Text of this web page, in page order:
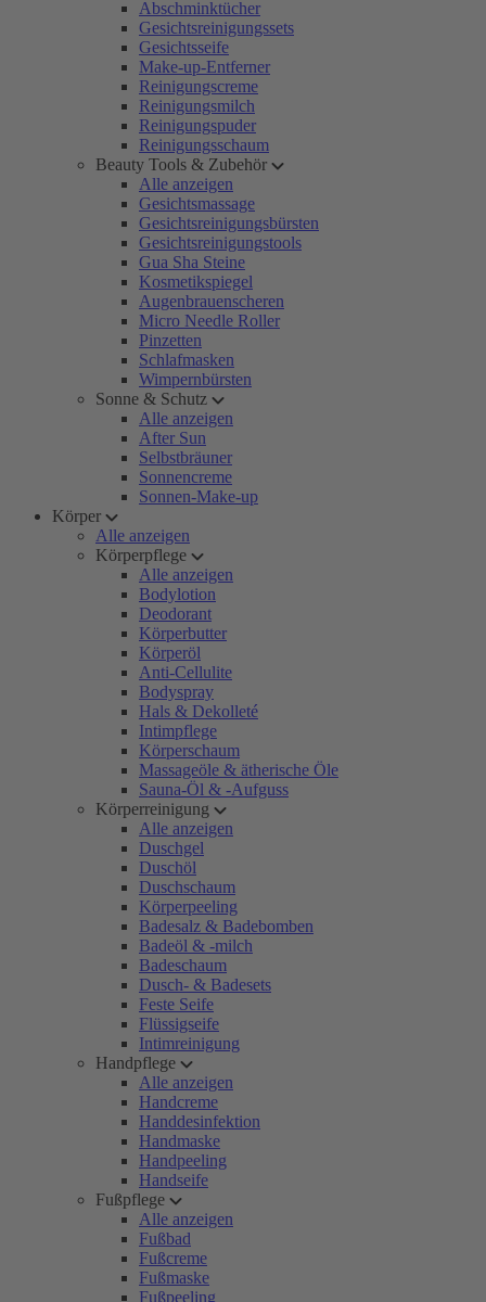
Abschminktücher
Gesichtsreinigungssets
Gesichtsseife
Make-up-Entferner
Reinigungscreme
Reinigungsmilch
Reinigungspuder
Reinigungsschaum
Beauty Tools & Zubehör
Alle anzeigen
Gesichtsmassage
Gesichtsreinigungsbürsten
Gesichtsreinigungstools
Gua Sha Steine
Kosmetikspiegel
Augenbrauenscheren
Micro Needle Roller
Pinzetten
Schlafmasken
Wimpernbürsten
Sonne & Schutz
Alle anzeigen
After Sun
Selbstbräuner
Sonnencreme
Sonnen-Make-up
Körper
Alle anzeigen
Körperpflege
Alle anzeigen
Bodylotion
Deodorant
Körperbutter
Körperöl
Anti-Cellulite
Bodyspray
Hals & Dekolleté
Intimpflege
Körperschaum
Massageöle & ätherische Öle
Sauna-Öl & -Aufguss
Körperreinigung
Alle anzeigen
Duschgel
Duschöl
Duschschaum
Körperpeeling
Badesalz & Badebomben
Badeöl & -milch
Badeschaum
Dusch- & Badesets
Feste Seife
Flüssigseife
Intimreinigung
Handpflege
Alle anzeigen
Handcreme
Handdesinfektion
Handmaske
Handpeeling
Handseife
Fußpflege
Alle anzeigen
Fußbad
Fußcreme
Fußmaske
Fußpeeling